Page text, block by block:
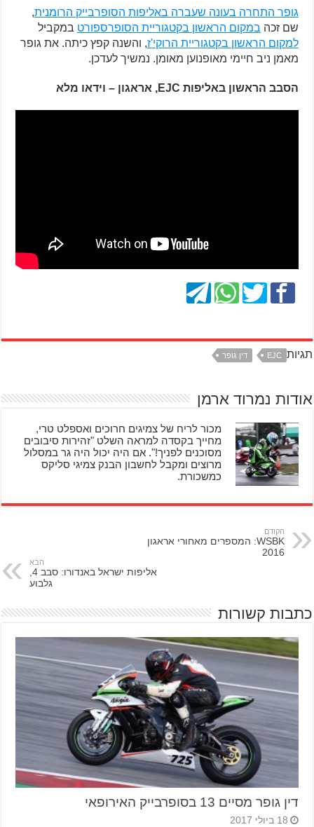
גופר התחרה בעונה שעברה באליפות הסופרבייק הרומנית,
שם זכה במקום הראשון בקטגוריית הסופרספורט במקביל
למקום הראשון בקטגוריית הרוקי'ז, והשנה קפץ כיתה. את גופר
מאמן ניב חיימי מאופנוען מאומן. נמשיך לעדכן.
הסבב הראשון באליפות EJC, אראגון – וידאו מלא
תגיות EJC דין גופר
אודות נמרוד ארמן
מכור לריח של צמיגים חרוכים ואספלט טרי,
מחייך בקסדה למראה השלט "זהירות סיבובים
מסוכנים לפניך!". אם היה יכול היה גר במסלול
מרוצים ומקבל לחשבון הבנק צמיגי סליקס
כמשכורת.
הקודם
WSBK: המספרים מאחורי אראגון
2016
הבא
אליפות ישראל באנדורו: סבב 4,
גלבוע
כתבות קשורות
דין גופר מסיים 13 בסופרבייק האירופאי
18 ביולי 2017